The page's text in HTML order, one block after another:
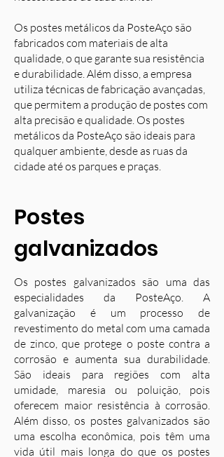
Os postes metálicos da PosteAço são
fabricados com materiais de alta
qualidade, o que garante sua resistência
e durabilidade. Além disso, a empresa
utiliza técnicas de fabricação avançadas,
que permitem a produção de postes com
alta precisão e qualidade. Os postes
metálicos da PosteAço são ideais para
qualquer ambiente, desde as ruas da
cidade até os parques e praças.
Postes
galvanizados
Os postes galvanizados são uma das
especialidades da PosteAço. A
galvanização é um processo de
revestimento do metal com uma camada
de zinco, que protege o poste contra a
corrosão e aumenta sua durabilidade.
São ideais para regiões com alta
umidade, maresia ou poluição, pois
oferecem maior resistência à corrosão.
Além disso, os postes galvanizados são
uma escolha econômica, pois têm uma
vida útil mais longa do que os postes